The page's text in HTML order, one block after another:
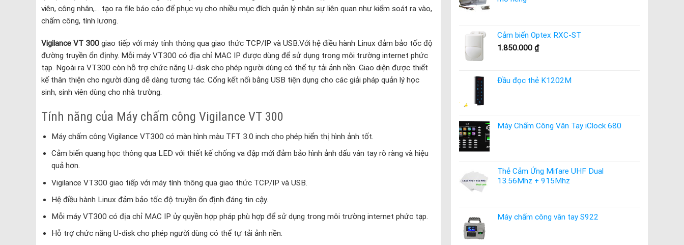
viên, công nhân,… tạo ra file báo cáo để phục vụ cho nhiều mục đích quản lý nhân sự liên quan như kiểm soát ra vào,
chấm công, tính lương.
Vigilance VT 300giao tiếp với máy tính thông qua giao thức TCP/IP và USB.Với hệ điều hành Linux đảm bảo tốc độ
đường truyền ổn địnhy. Mỗi máy VT300 có địa chỉ MAC IP được dùng để sử dụng trong môi trường internet phức
tạp. Ngoài ra VT300 còn hỗ trợ chức năng U-disk cho phép người dùng có thể tự tải ảnh nền. Giao diện được thiết
kế thân thiện cho người dùng dễ dàng tương tác. Cổng kết nối bằng USB tiện dụng cho các giải pháp quản lý học
sinh, sinh viên dùng cho nhà trường.
Tính năng của Máy chấm công Vigilance VT 300
Máy chấm công Vigilance VT300 có màn hình màu TFT 3.0 inch cho phép hiển thị hình ảnh tốt.
Cảm biến quang học thông qua LED với thiết kế chống va đập mới đảm bảo hình ảnh dấu vân tay rõ ràng và hiệu
quả hơn.
Vigilance VT300 giao tiếp với máy tính thông qua giao thức TCP/IP và USB.
Hệ điều hành Linux đảm bảo tốc độ truyền ổn định đáng tin cậy.
Mỗi máy VT300 có địa chỉ MAC IP ủy quyền hợp pháp phù hợp để sử dụng trong môi trường internet phức tạp.
Hỗ trợ chức năng U-disk cho phép người dùng có thể tự tải ảnh nền.
Cảm biến Optex RXC-ST
1.850.000 ₫
Đầu đọc thẻ K1202M
Máy Chấm Công Vân Tay iClock 680
Thẻ Cảm Ứng Mifare UHF Dual
13.56Mhz + 915Mhz
Máy chấm công vân tay S922